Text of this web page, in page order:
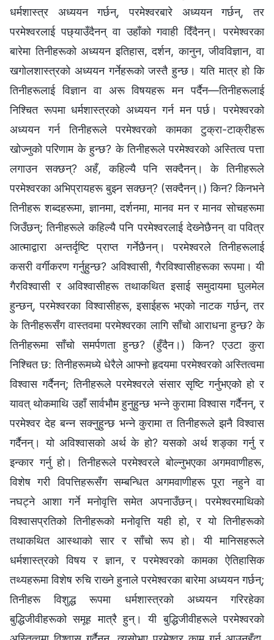
धर्मशास्त्र अध्ययन गर्छन्, परमेश्‍वरबारे अध्ययन गर्छन्, तर
परमेश्‍वरलाई पछ्याउँदैनन् वा उहाँको गवाही दिँदैनन्। परमेश्‍वरका
बारेमा तिनीहरूको अध्ययन इतिहास, दर्शन, कानुन, जीवविज्ञान, वा
खगोलशास्त्रको अध्ययन गर्नेहरूको जस्तै हुन्छ। यति मात्र हो कि
तिनीहरूलाई विज्ञान वा अरू विषयहरू मन पर्दैन—तिनीहरूलाई
निश्‍चित रूपमा धर्मशास्त्रको अध्ययन गर्न मन पर्छ। परमेश्‍वरको
अध्ययन गर्न तिनीहरूले परमेश्‍वरको कामका टुक्रा-टाक्रीहरू
खोज्नुको परिणाम के हुन्छ? के तिनीहरूले परमेश्‍वरको अस्तित्व पत्ता
लगाउन सक्छन्? अहँ, कहिल्यै पनि सक्दैनन्। के तिनीहरूले
परमेश्‍वरका अभिप्रायहरू बुझ्न सक्छन्? (सक्दैनन्।) किन? किनभने
तिनीहरू शब्दहरूमा, ज्ञानमा, दर्शनमा, मानव मन र मानव सोचहरूमा
जिउँछन्; तिनीहरूले कहिल्यै पनि परमेश्‍वरलाई देख्‍नेछैनन् वा पवित्र
आत्माद्वारा अन्तर्दृष्टि प्राप्त गर्नेछैनन्। परमेश्‍वरले तिनीहरूलाई
कसरी वर्गीकरण गर्नुहुन्छ? अविश्‍वासी, गैरविश्‍वासीहरूका रूपमा। यी
गैरविश्‍वासी र अविश्‍वासीहरू तथाकथित इसाई समुदायमा घुलमेल
हुन्छन्, परमेश्‍वरका विश्‍वासीहरू, इसाईहरू भएको नाटक गर्छन्, तर
के तिनीहरूसँग वास्तवमा परमेश्‍वरका लागि साँचो आराधना हुन्छ? के
तिनीहरूमा साँचो समर्पणता हुन्छ? (हुँदैन।) किन? एउटा कुरा
निश्‍चित छ: तिनीहरूमध्ये धेरैले आफ्नो हृदयमा परमेश्‍वरको अस्तित्वमा
विश्‍वास गर्दैनन्; तिनीहरूले परमेश्‍वरले संसार सृष्टि गर्नुभएको हो र
यावत् थोकमाथि उहाँ सार्वभौम हुनुहुन्छ भन्‍ने कुरामा विश्‍वास गर्दैनन्, र
परमेश्‍वर देह बन्‍न सक्नुहुन्छ भन्‍ने कुरामा त तिनीहरूले झनै विश्‍वास
गर्दैनन्। यो अविश्‍वासको अर्थ के हो? यसको अर्थ शङ्का गर्नु र
इन्कार गर्नु हो। तिनीहरूले परमेश्‍वरले बोल्नुभएका अगमवाणीहरू,
विशेष गरी विपत्तिहरूसँग सम्बन्धित अगमवाणीहरू पूरा नहुने वा
नघट्ने आशा गर्ने मनोवृत्ति समेत अपनाउँछन्। परमेश्‍वरमाथिको
विश्‍वासप्रतिको तिनीहरूको मनोवृत्ति यही हो, र यो तिनीहरूको
तथाकथित आस्थाको सार र साँचो रूप हो। यी मानिसहरूले
धर्मशास्त्रको विषय र ज्ञान, र परमेश्‍वरको कामका ऐतिहासिक
तथ्यहरूमा विशेष रुचि राख्‍ने हुनाले परमेश्‍वरका बारेमा अध्ययन गर्छन्;
तिनीहरू विशुद्ध रूपमा धर्मशास्त्रको अध्ययन गरिरहेका
बुद्धिजीवीहरूको समूह मात्रै हुन्। यी बुद्धिजीवीहरूले परमेश्‍वरको